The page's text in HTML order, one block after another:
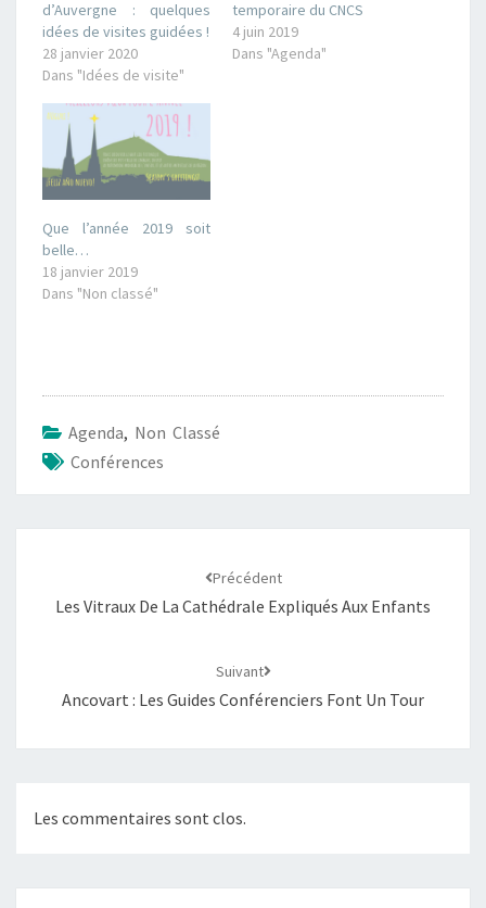
d’Auvergne : quelques
idées de visites guidées !
28 janvier 2020
Dans "Idées de visite"
temporaire du CNCS
4 juin 2019
Dans "Agenda"
Que l’année 2019 soit
belle…
18 janvier 2019
Dans "Non classé"
Agenda, Non Classé
Conférences
Précédent
Les Vitraux De La Cathédrale Expliqués Aux Enfants
Suivant
Ancovart : Les Guides Conférenciers Font Un Tour
Les commentaires sont clos.